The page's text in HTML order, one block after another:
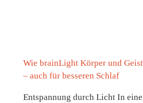
Wie brainLight Körper und
– auch für besseren Schlaf
Entspannung durch Licht In